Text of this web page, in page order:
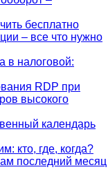
бесплатно
– все что нужно
в налоговой:
RDP при
высокого
календарь
кто, где, когда?
последний месяц